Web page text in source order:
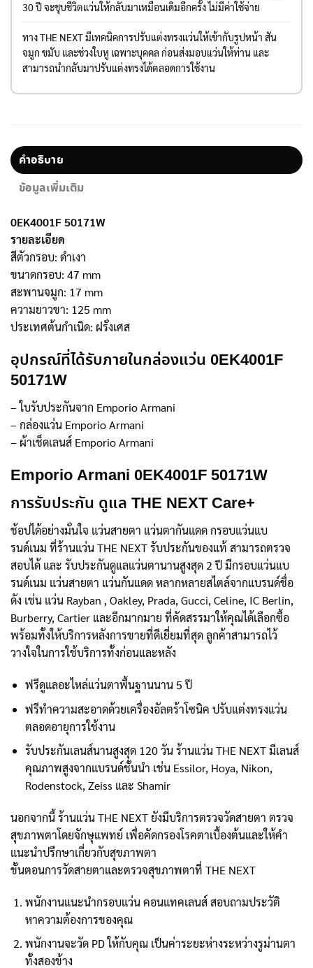
30 ปี จะชุบชีวิตแว่นให้กลับมาเหมือนเดิมอีกครั้ง ไม่มีค่าใช้จ่าย
ทาง THE NEXT มีเทคนิคการปรับแต่งทรงแว่นให้เข้ากับรูปหน้า สัน
จมูก ขมับ และช่วงใบหู เฉพาะบุคคล ก่อนส่งมอบแว่นให้ท่าน และ
สามารถนำกลับมาปรับแต่งทรงได้ตลอดการใช้งาน
คำอธิบาย
ข้อมูลเพิ่มเติม
0EK4001F 50171W
รายละเอียด
สีตัวกรอบ: ดำเงา
ขนาดกรอบ: 47 mm
สะพานจมูก: 17 mm
ความยาวขา: 125 mm
ประเทศต้นกำเนิด: ฝรั่งเศส
อุปกรณ์ที่ได้รับภายในกล่องแว่น 0EK4001F
50171W
– ใบรับประกันจาก Emporio Armani
– กล่องแว่น Emporio Armani
– ผ้าเช็ดเลนส์ Emporio Armani
Emporio Armani 0EK4001F 50171W
การรับประกัน ดูแล THE NEXT Care+
ช้อปได้อย่างมั่นใจ แว่นสายตา แว่นตากันแดด กรอบแว่นแบ
รนด์เนม ที่ร้านแว่น THE NEXT รับประกันของแท้ สามารถตรวจ
สอบได้ และ รับประกันดูแลแว่นตานานสูงสุด 2 ปี มีกรอบแว่นแบ
รนด์เนม แว่นสายตา แว่นกันแดด หลากหลายสไตล์จากแบรนด์ชื่อ
ดัง เช่น แว่น Rayban , Oakley, Prada, Gucci, Celine, IC Berlin,
Burberry, Cartier และอีกมากมาย ที่คัดสรรมาให้คุณได้เลือกซื้อ
พร้อมทั้งให้บริการหลังการขายที่ดีเยี่ยมที่สุด ลูกค้าสามารถไว้
วางใจในการใช้บริการทั้งก่อนและหลัง
ฟรีดูแลอะไหล่แว่นตาพื้นฐานนาน 5 ปี
ฟรีทำความสะอาดด้วยเครื่องอัลตร้าโซนิค ปรับแต่งทรงแว่น
ตลอดอายุการใช้งาน
รับประกันเลนส์นานสูงสุด 120 วัน ร้านแว่น THE NEXT มีเลนส์
คุณภาพสูงจากแบรนด์ชั้นนำ เช่น Essilor, Hoya, Nikon,
Rodenstock, Zeiss และ Shamir
นอกจากนี้ ร้านแว่น THE NEXT ยังมีบริการตรวจวัดสายตา ตรวจ
สุขภาพตาโดยจักษุแพทย์ เพื่อคัดกรองโรคตาเบื้องต้นและให้คำ
แนะนำปรึกษาเกี่ยวกับสุขภาพตา
ขั้นตอนการวัดสายตาและตรวจสุขภาพตาที่ THE NEXT
พนักงานแนะนำกรอบแว่น คอนแทคเลนส์ สอบถามประวัติ
หาความต้องการของคุณ
พนักงานจะวัด PD ให้กับคุณ เป็นค่าระยะห่างระหว่างรูม่านตา
ทั้งสองข้าง